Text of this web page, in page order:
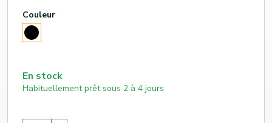
Couleur
Noir
En stock
Habituellement prêt sous 2 à 4 jours